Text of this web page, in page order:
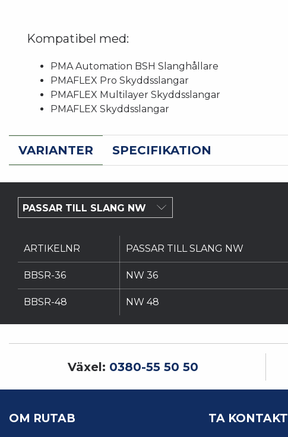
Kompatibel med:
PMA Automation BSH Slanghållare
PMAFLEX Pro Skyddsslangar
PMAFLEX Multilayer Skyddsslangar
PMAFLEX Skyddsslangar
VARIANTER SPECIFIKATION
ARTIKELNR PASSAR TILL SLANG NW
BBSR-36 NW 36
BBSR-48 NW 48
Växel: 0380-55 50 50
OM RUTAB TA KONTAKT